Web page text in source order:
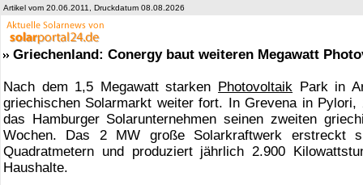
Artikel vom 20.06.2011, Druckdatum 08.08.2026
Griechenland: Conergy baut weiteren Megawatt
Nach dem 1,5 Megawatt starken Photovoltaik Park in
griechischen Solarmarkt weiter fort. In Grevena in
das Hamburger Solarunternehmen seinen zweiten
Wochen. Das 2 MW große Solarkraftwerk erstreckt
Quadratmetern und produziert jährlich 2.900
Haushalte.